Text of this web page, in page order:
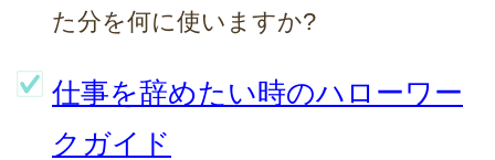
た分を何に使いますか?
仕事を辞めたい時のハローワー
クガイド